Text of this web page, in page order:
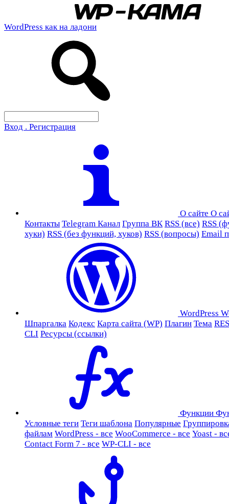
WordPress как на ладони
Вход . Регистрация
О сайте О
Контакты Telegram Канал Группа ВК RSS (все) RSS
хуки) RSS (без функций, хуков) RSS (вопросы) Email
WordPress
Шпаргалка Кодекс Карта сайта (WP) Плагин Тема
CLI Ресурсы (ссылки)
Функции
Условные теги Теги шаблона Популярные
файлам WordPress - все WooCommerce - все Yoast -
Contact Form 7 - все WP-CLI - все